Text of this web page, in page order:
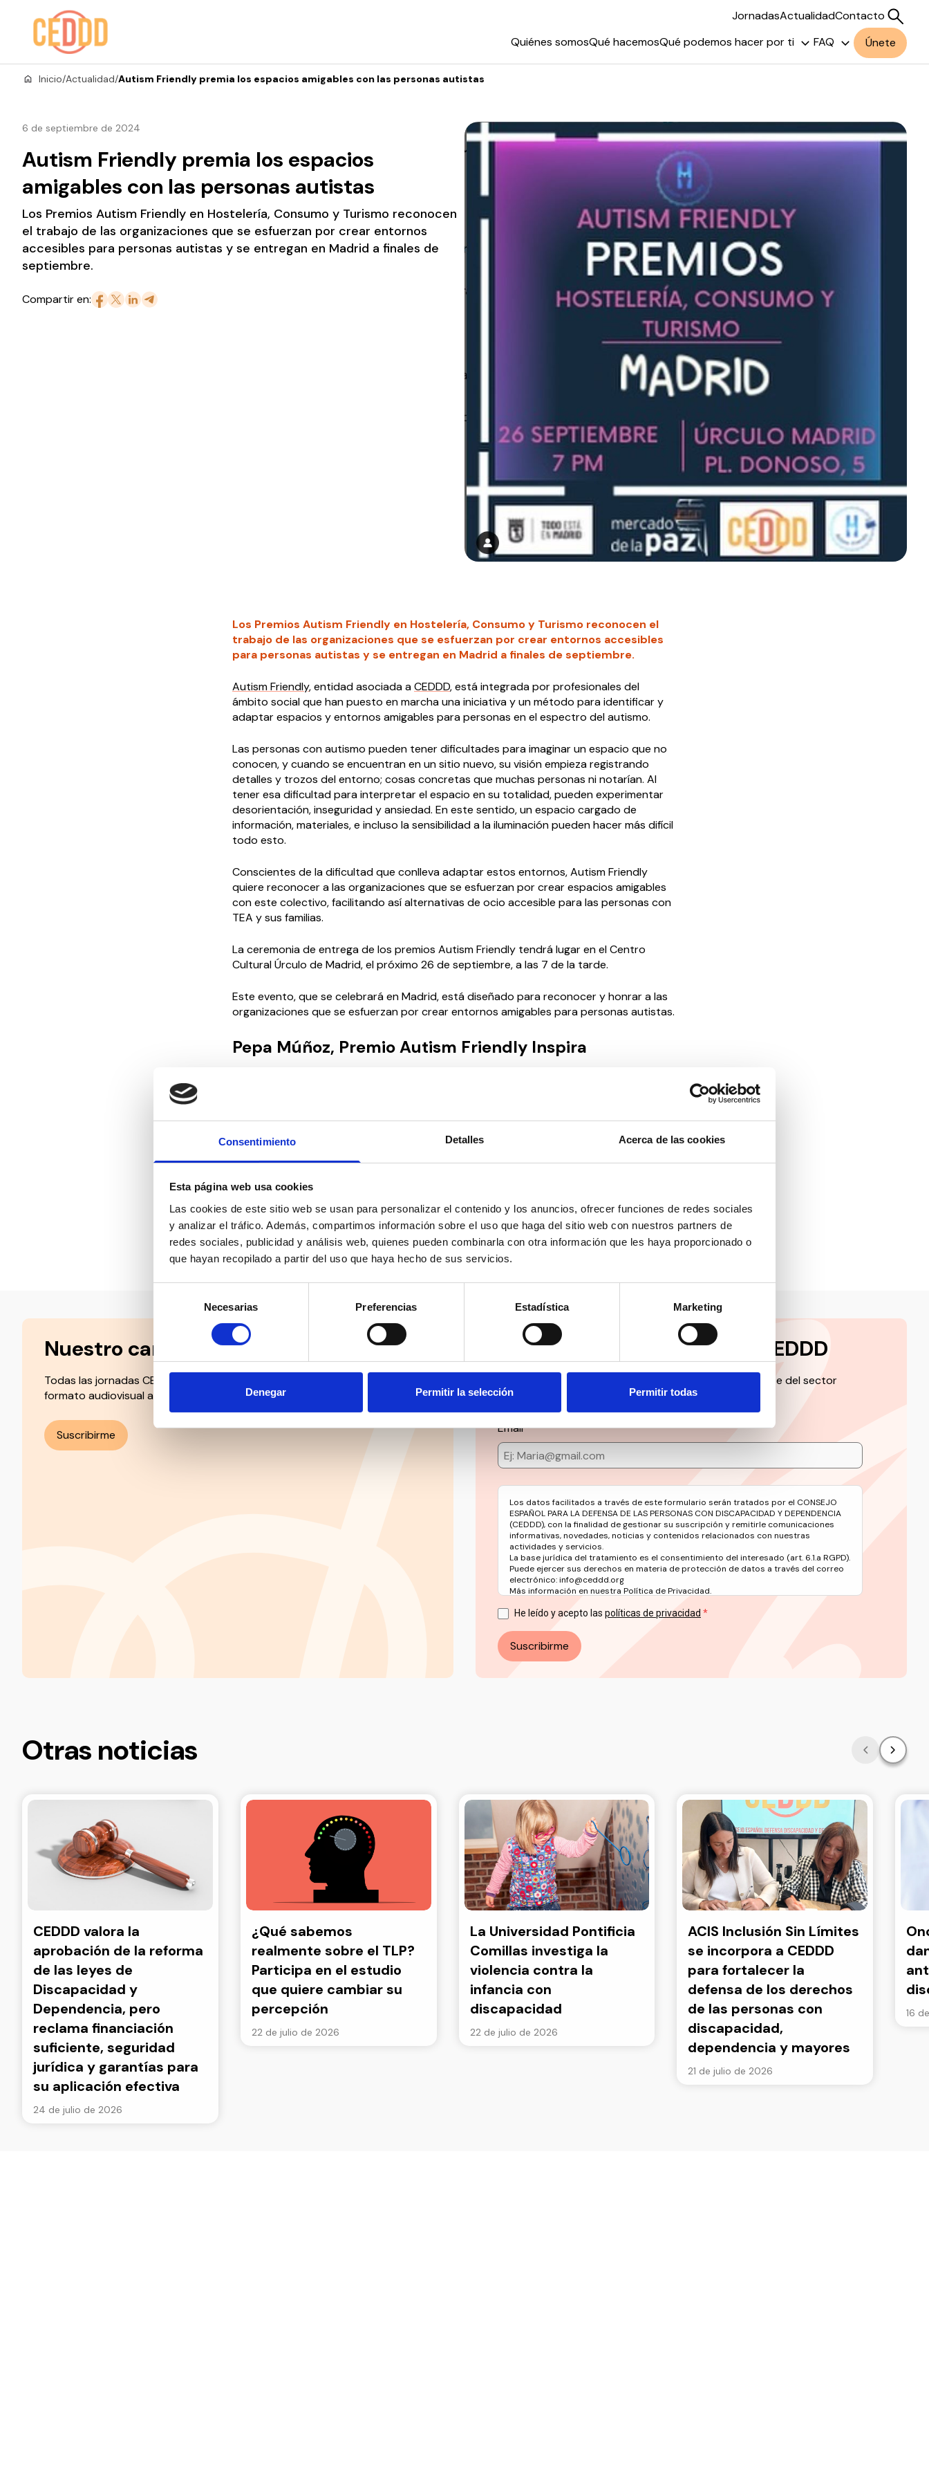
Consentimiento Detalles Acerca de las cookies
Esta página web usa cookies
Las cookies de este sitio web se usan para personalizar el contenido y los anuncios, ofrecer funciones de redes sociales
y analizar el tráfico. Además, compartimos información sobre el uso que haga del sitio web con nuestros partners de
redes sociales, publicidad y análisis web, quienes pueden combinarla con otra información que les haya proporcionado o
que hayan recopilado a partir del uso que haya hecho de sus servicios.
consentimiento
Necesarias Preferencias Estadística Marketing
Denegar Permitir la selección Permitir todas
Saltar al contenido
JornadasActualidadContacto
Quiénes somosQué hacemosQué podemos hacer por ti FAQ Únete
Buscar
Inicio/Actualidad/Autism Friendly premia los espacios amigables con las personas autistas
6 de septiembre de 2024
Autism Friendly premia los espacios
amigables con las personas autistas
Los Premios Autism Friendly en Hostelería, Consumo y Turismo reconocen
el trabajo de las organizaciones que se esfuerzan por crear entornos
accesibles para personas autistas y se entregan en Madrid a finales de
septiembre.
Compartir en:
Los Premios Autism Friendly en Hostelería, Consumo y Turismo reconocen el
trabajo de las organizaciones que se esfuerzan por crear entornos accesibles
para personas autistas y se entregan en Madrid a finales de septiembre.
Autism Friendly, entidad asociada aCEDDD, está integrada por profesionales del
ámbito social que han puesto en marcha una iniciativa y un método para identificar y
adaptar espacios y entornos amigables para personas en el espectro del autismo.
Las personas con autismo pueden tener dificultades para imaginar un espacio que no
conocen, y cuando se encuentran en un sitio nuevo, su visión empieza registrando
detalles y trozos del entorno; cosas concretas que muchas personas ni notarían. Al
tener esa dificultad para interpretar el espacio en su totalidad, pueden experimentar
desorientación, inseguridad y ansiedad. En este sentido, un espacio cargado de
información, materiales, e incluso la sensibilidad a la iluminación pueden hacer más difícil
todo esto.
Conscientes de la dificultad que conlleva adaptar estos entornos, Autism Friendly
quiere reconocer a las organizaciones que se esfuerzan por crear espacios amigables
con este colectivo, facilitando así alternativas de ocio accesible para las personas con
TEA y sus familias.
La ceremonia de entrega de los premios Autism Friendly tendrá lugar en el Centro
Cultural Úrculo de Madrid, el próximo 26 de septiembre, a las 7 de la tarde.
Este evento, que se celebrará en Madrid, está diseñado para reconocer y honrar a las
organizaciones que se esfuerzan por crear entornos amigables para personas autistas.
Pepa Múñoz, Premio Autism Friendly Inspira
aceptado el reto de ser Madrina de la Asociación y por su incansable compromiso en
innumerables proyectos sociales, el Premio Inspira es para Pepa Muñoz.
La asistencia a la ceremonia es libre hasta completar aforo, previa inscripción en el
correo direccion@autismfriendlyclub.com o un WhatsApp al número 669 805 559.
Compartir en:
Nuestro canal de Youtube
Todas las jornadas CEDDD, el podcast ‘El Rincón Social’ y mucho más en
formato audiovisual a un solo clic.
Suscribirme
Suscríbete a la newsletter CEDDD
Mantente siempre al día de la información más relevante del sector
social en un solo clic.
Email
Los datos facilitados a través de este formulario serán tratados por el CONSEJO
ESPAÑOL PARA LA DEFENSA DE LAS PERSONAS CON DISCAPACIDAD Y DEPENDENCIA
(CEDDD), con la finalidad de gestionar su suscripción y remitirle comunicaciones
informativas, novedades, noticias y contenidos relacionados con nuestras
actividades y servicios.
La base jurídica del tratamiento es el consentimiento del interesado (art. 6.1.a RGPD).
Puede ejercer sus derechos en materia de protección de datos a través del correo
electrónico: info@ceddd.org
Más información en nuestra Política de Privacidad.
He leído y acepto las políticas de privacidad
Suscribirme
Otras noticias
CEDDD valora la
aprobación de la reforma
de las leyes de
Discapacidad y
Dependencia, pero
reclama financiación
suficiente, seguridad
jurídica y garantías para
su aplicación efectiva
24 de julio de 2026
¿Qué sabemos
realmente sobre el TLP?
Participa en el estudio
que quiere cambiar su
percepción
22 de julio de 2026
La Universidad Pontificia
Comillas investiga la
violencia contra la
infancia con
discapacidad
22 de julio de 2026
ACIS Inclusión Sin Límites
se incorpora a CEDDD
para fortalecer la
defensa de los derechos
de las personas con
discapacidad,
dependencia y mayores
21 de julio de 2026
16